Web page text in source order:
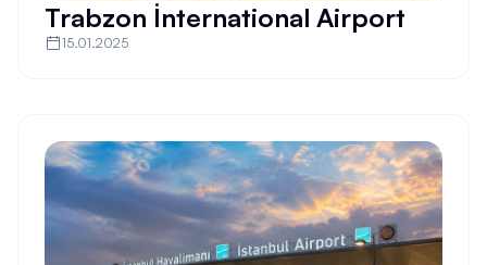
Trabzon İnternational Airport
15.01.2025